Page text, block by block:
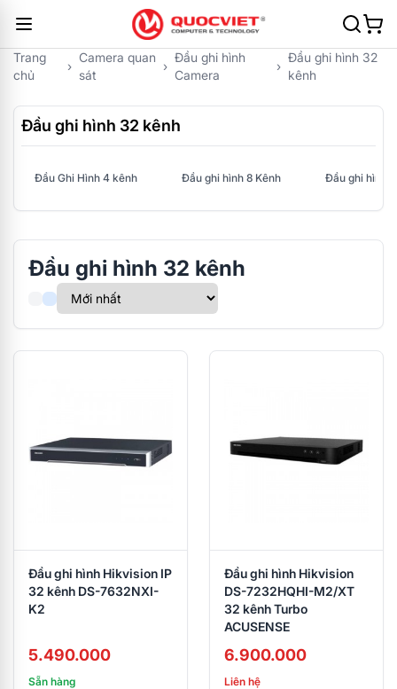
Trang
chủ
›
Camera quan
sát
›
Đầu ghi hình
Camera
›
Đầu ghi hình 32
kênh
Đầu ghi hình 32 kênh
Đầu Ghi Hình 4 kênh Đầu ghi hình 8 Kênh Đầu ghi hình
Đầu ghi hình 32 kênh
Đầu ghi hình Hikvision IP
32 kênh DS-7632NXI-
K2
5.490.000
Sẵn hàng
Đầu ghi hình Hikvision
DS-7232HQHI-M2/XT
32 kênh Turbo
ACUSENSE
6.900.000
Liên hệ